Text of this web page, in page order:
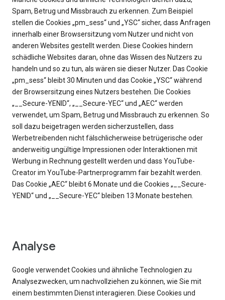
Spam, Betrug und Missbrauch zu erkennen. Zum Beispiel
stellen die Cookies „pm_sess“ und „YSC“ sicher, dass Anfragen
innerhalb einer Browsersitzung vom Nutzer und nicht von
anderen Websites gestellt werden. Diese Cookies hindern
schädliche Websites daran, ohne das Wissen des Nutzers zu
handeln und so zu tun, als wären sie dieser Nutzer. Das Cookie
„pm_sess“ bleibt 30 Minuten und das Cookie „YSC“ während
der Browsersitzung eines Nutzers bestehen. Die Cookies
„__Secure-YENID“, „__Secure-YEC“ und „AEC“ werden
verwendet, um Spam, Betrug und Missbrauch zu erkennen. So
soll dazu beigetragen werden sicherzustellen, dass
Werbetreibenden nicht fälschlicherweise betrügerische oder
anderweitig ungültige Impressionen oder Interaktionen mit
Werbung in Rechnung gestellt werden und dass YouTube-
Creator im YouTube-Partnerprogramm fair bezahlt werden.
Das Cookie „AEC“ bleibt 6 Monate und die Cookies „__Secure-
YENID“ und „__Secure-YEC“ bleiben 13 Monate bestehen.
Analyse
Google verwendet Cookies und ähnliche Technologien zu
Analysezwecken, um nachvollziehen zu können, wie Sie mit
einem bestimmten Dienst interagieren. Diese Cookies und